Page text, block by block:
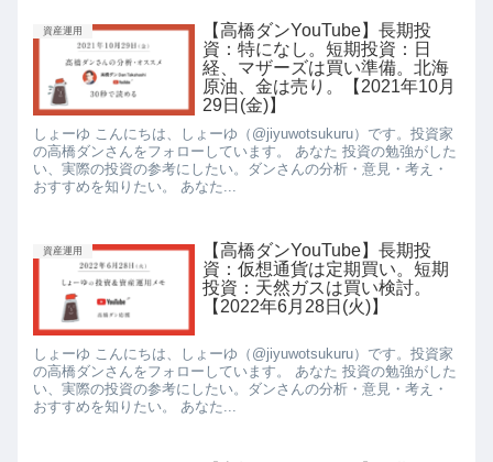
資産運用
【高橋ダンYouTube】長期投
資：特になし。短期投資：日
経、マザーズは買い準備。北海
原油、金は売り。【2021年10月
29日(金)】
しょーゆ こんにちは、しょーゆ（@jiyuwotsukuru）です。投資家
の高橋ダンさんをフォローしています。 あなた 投資の勉強がした
い、実際の投資の参考にしたい。ダンさんの分析・意見・考え・
おすすめを知りたい。 あなた...
資産運用
【高橋ダンYouTube】長期投
資：仮想通貨は定期買い。短期
投資：天然ガスは買い検討。
【2022年6月28日(火)】
しょーゆ こんにちは、しょーゆ（@jiyuwotsukuru）です。投資家
の高橋ダンさんをフォローしています。 あなた 投資の勉強がした
い、実際の投資の参考にしたい。ダンさんの分析・意見・考え・
おすすめを知りたい。 あなた...